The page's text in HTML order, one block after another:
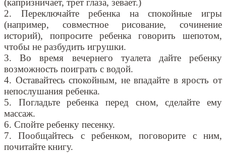
(капризничает, трет глаза, зевает.)
2. Переключайте ребенка на спокойные игры
(например, совместное рисование, сочинение
историй), попросите ребенка говорить шепотом,
чтобы не разбудить игрушки.
3. Во время вечернего туалета дайте ребенку
возможность поиграть с водой.
4. Оставайтесь спокойным, не впадайте в ярость от
непослушания ребенка.
5. Погладьте ребенка перед сном, сделайте ему
массаж.
6. Спойте ребенку песенку.
7. Пообщайтесь с ребенком, поговорите с ним,
почитайте книгу.